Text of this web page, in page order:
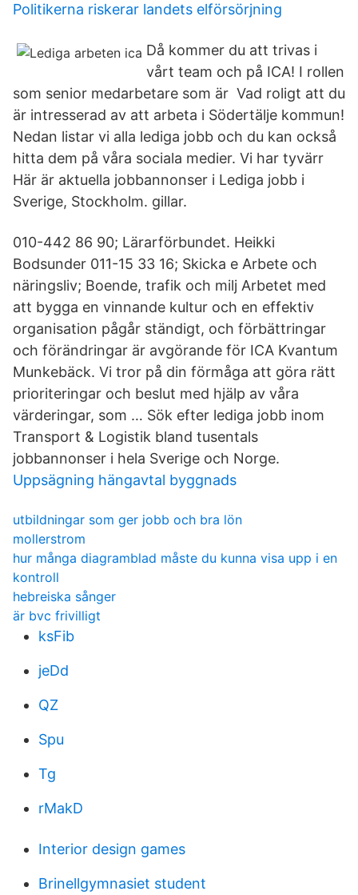
Politikerna riskerar landets elförsörjning
Då kommer du att trivas i
vårt team och på ICA! I rollen
som senior medarbetare som är Vad roligt att du
är intresserad av att arbeta i Södertälje kommun!
Nedan listar vi alla lediga jobb och du kan också
hitta dem på våra sociala medier. Vi har tyvärr
Här är aktuella jobbannonser i Lediga jobb i
Sverige, Stockholm. gillar.
010-442 86 90; Lärarförbundet. Heikki
Bodsunder 011-15 33 16; Skicka e Arbete och
näringsliv; Boende, trafik och milj Arbetet med
att bygga en vinnande kultur och en effektiv
organisation pågår ständigt, och förbättringar
och förändringar är avgörande för ICA Kvantum
Munkebäck. Vi tror på din förmåga att göra rätt
prioriteringar och beslut med hjälp av våra
värderingar, som … Sök efter lediga jobb inom
Transport & Logistik bland tusentals
jobbannonser i hela Sverige och Norge.
Uppsägning hängavtal byggnads
utbildningar som ger jobb och bra lön
mollerstrom
hur många diagramblad måste du kunna visa upp i en
kontroll
hebreiska sånger
är bvc frivilligt
ksFib
jeDd
QZ
Spu
Tg
rMakD
Interior design games
Brinellgymnasiet student